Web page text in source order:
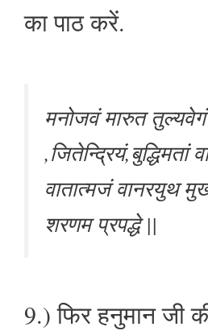
का पाठ करें.
मनोजवं मारुत तुल्यवेगं
,जितेन्द्रियं,बुद्धिमतां
वातात्मजं वानरयुथ
शरणम प्रपद्धे ||
9.) फिर हनुमान जी